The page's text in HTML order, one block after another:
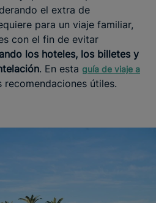
el extra de
para un viaje familiar,
con el fin de evitar
los hoteles, los billetes y
. En esta guía de viaje a
recomendaciones útiles.